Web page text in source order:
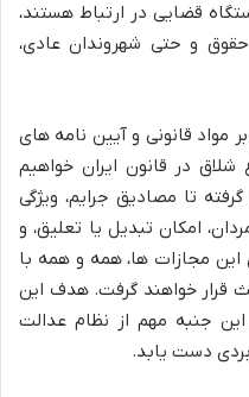
قضایی در ارتباط هستند،
حقوق و حتی شهروندان عادی،
مواد قانونی و آیین نامه های
شلاق در قانون ایران خواهیم
تا مصادیق جرایم، ویژگی
امکان تبدیل یا تعلیق، و
این مجازات ها، همه و همه با
قرار خواهند گرفت. هدف این
جنبه مهم از نظام عدالت
دست یابد.